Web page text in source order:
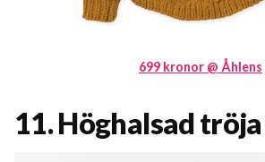
699 kronor @ Åhlens
11. Höghalsad tröja